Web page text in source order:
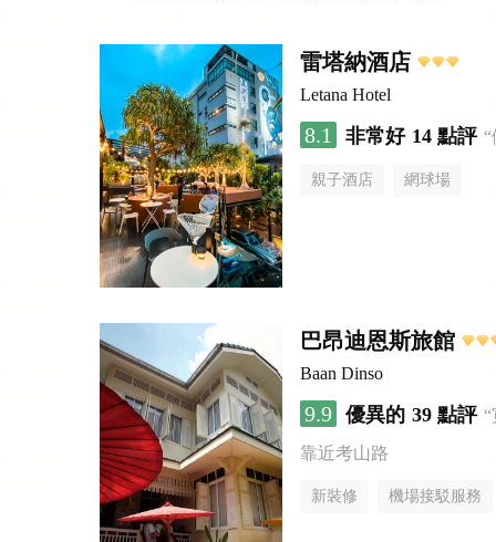
雷塔納酒店
Letana Hotel
8.1 非常好 14 點評
親子酒店 網球場
巴昂迪恩斯旅館
Baan Dinso
9.9 優異的 39 點評
靠近考山路
新裝修 機場接駁服務